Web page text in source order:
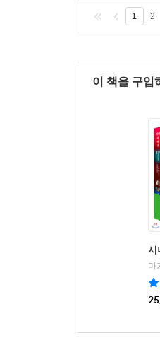
1 2
이 책을 구입
시